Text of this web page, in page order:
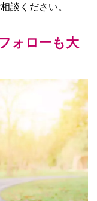
談ください。
ォローも大